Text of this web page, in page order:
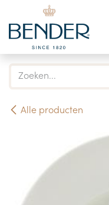
Overslaan naar inhoud
Alle producten